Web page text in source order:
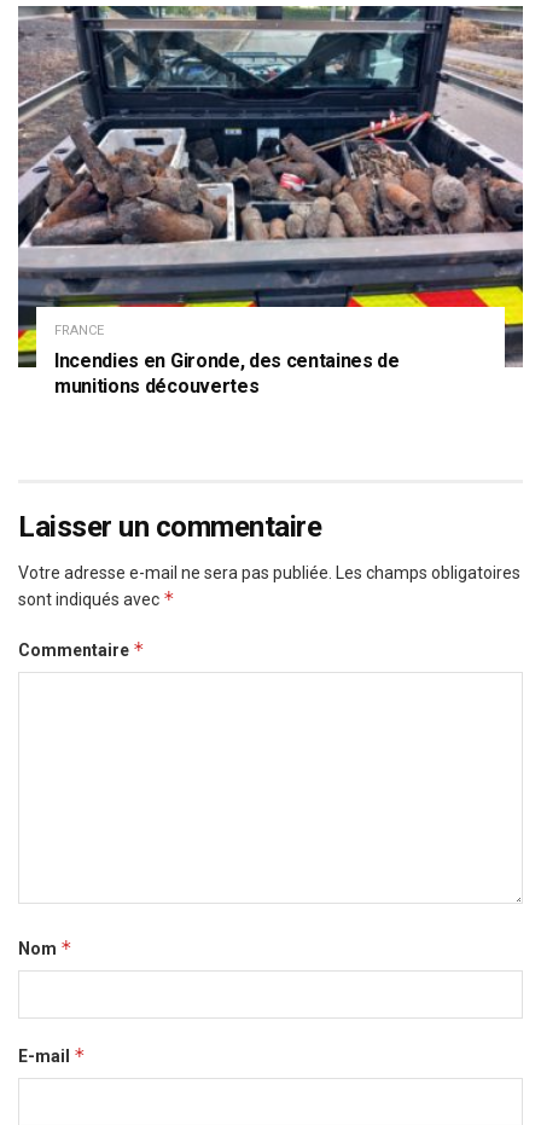
FRANCE
Incendies en Gironde, des centaines de
munitions découvertes
Laisser un commentaire
Votre adresse e-mail ne sera pas publiée.
Les champs obligatoires
sont indiqués avec *
Commentaire *
Nom *
E-mail *